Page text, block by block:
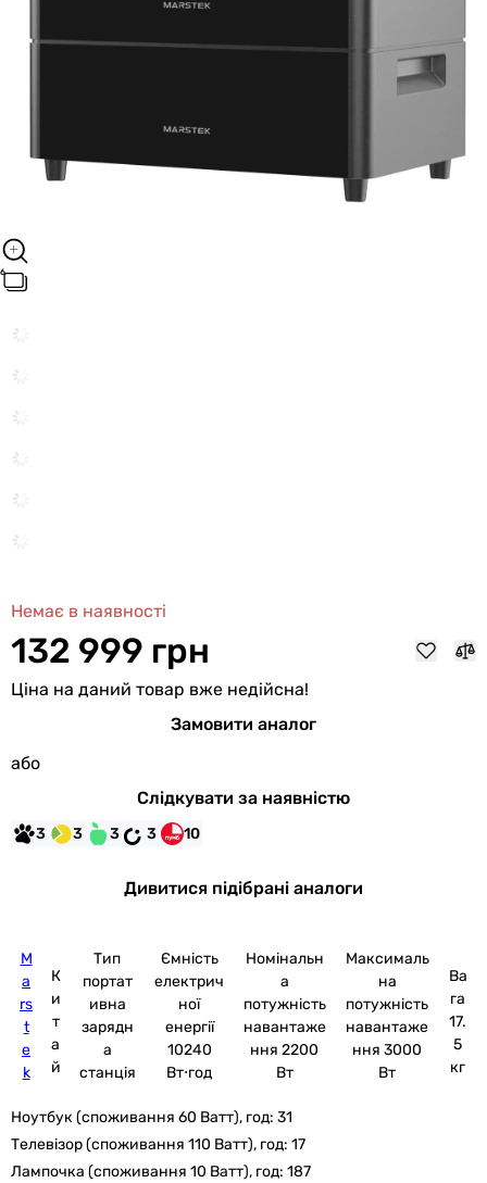
Немає в наявності
132 999 грн
Ціна на даний товар вже недійсна!
Замовити аналог
або
Слідкувати за наявністю
3 3 3 3 10
Дивитися підібрані аналоги
M
a
rs
t
e
k
К
и
т
а
й
Тип
портат
ивна
зарядн
а
станція
Ємність
електрич
ної
енергії
10240
Вт⋅год
Номінальн
а
потужність
навантаже
ння 2200
Вт
Максималь
на
потужність
навантаже
ння 3000
Вт
Ва
га
17.
5
кг
Ноутбук (споживання 60 Ватт), год: 31
Телевізор (споживання 110 Ватт), год: 17
Лампочка (споживання 10 Ватт), год: 187